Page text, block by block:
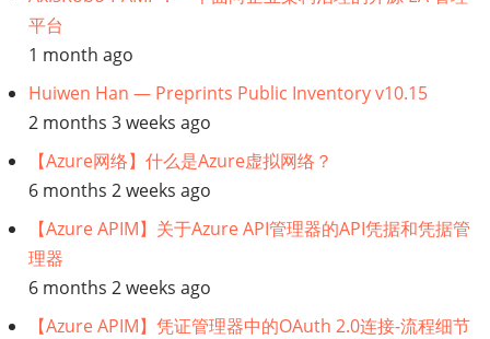
构】
Medallion
架
构
和
数
平台
1 month ago
Huiwen Han — Preprints Public Inventory v10.15
2 months 3 weeks ago
【Azure网络】什么是Azure虚拟网络？
6 months 2 weeks ago
【Azure APIM】关于Azure API管理器的API凭据和凭据管
理器
6 months 2 weeks ago
【Azure APIM】凭证管理器中的OAuth 2.0连接-流程细节